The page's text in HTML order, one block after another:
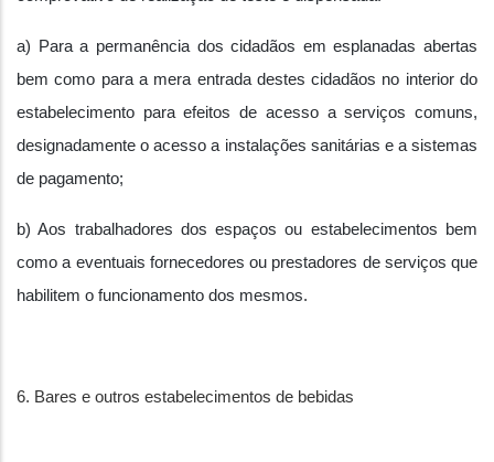
a) Para a permanência dos cidadãos em esplanadas abertas
bem como para a mera entrada destes cidadãos no interior do
estabelecimento para efeitos de acesso a serviços comuns,
designadamente o acesso a instalações sanitárias e a sistemas
de pagamento;
b) Aos trabalhadores dos espaços ou estabelecimentos bem
como a eventuais fornecedores ou prestadores de serviços que
habilitem o funcionamento dos mesmos.
6. Bares e outros estabelecimentos de bebidas